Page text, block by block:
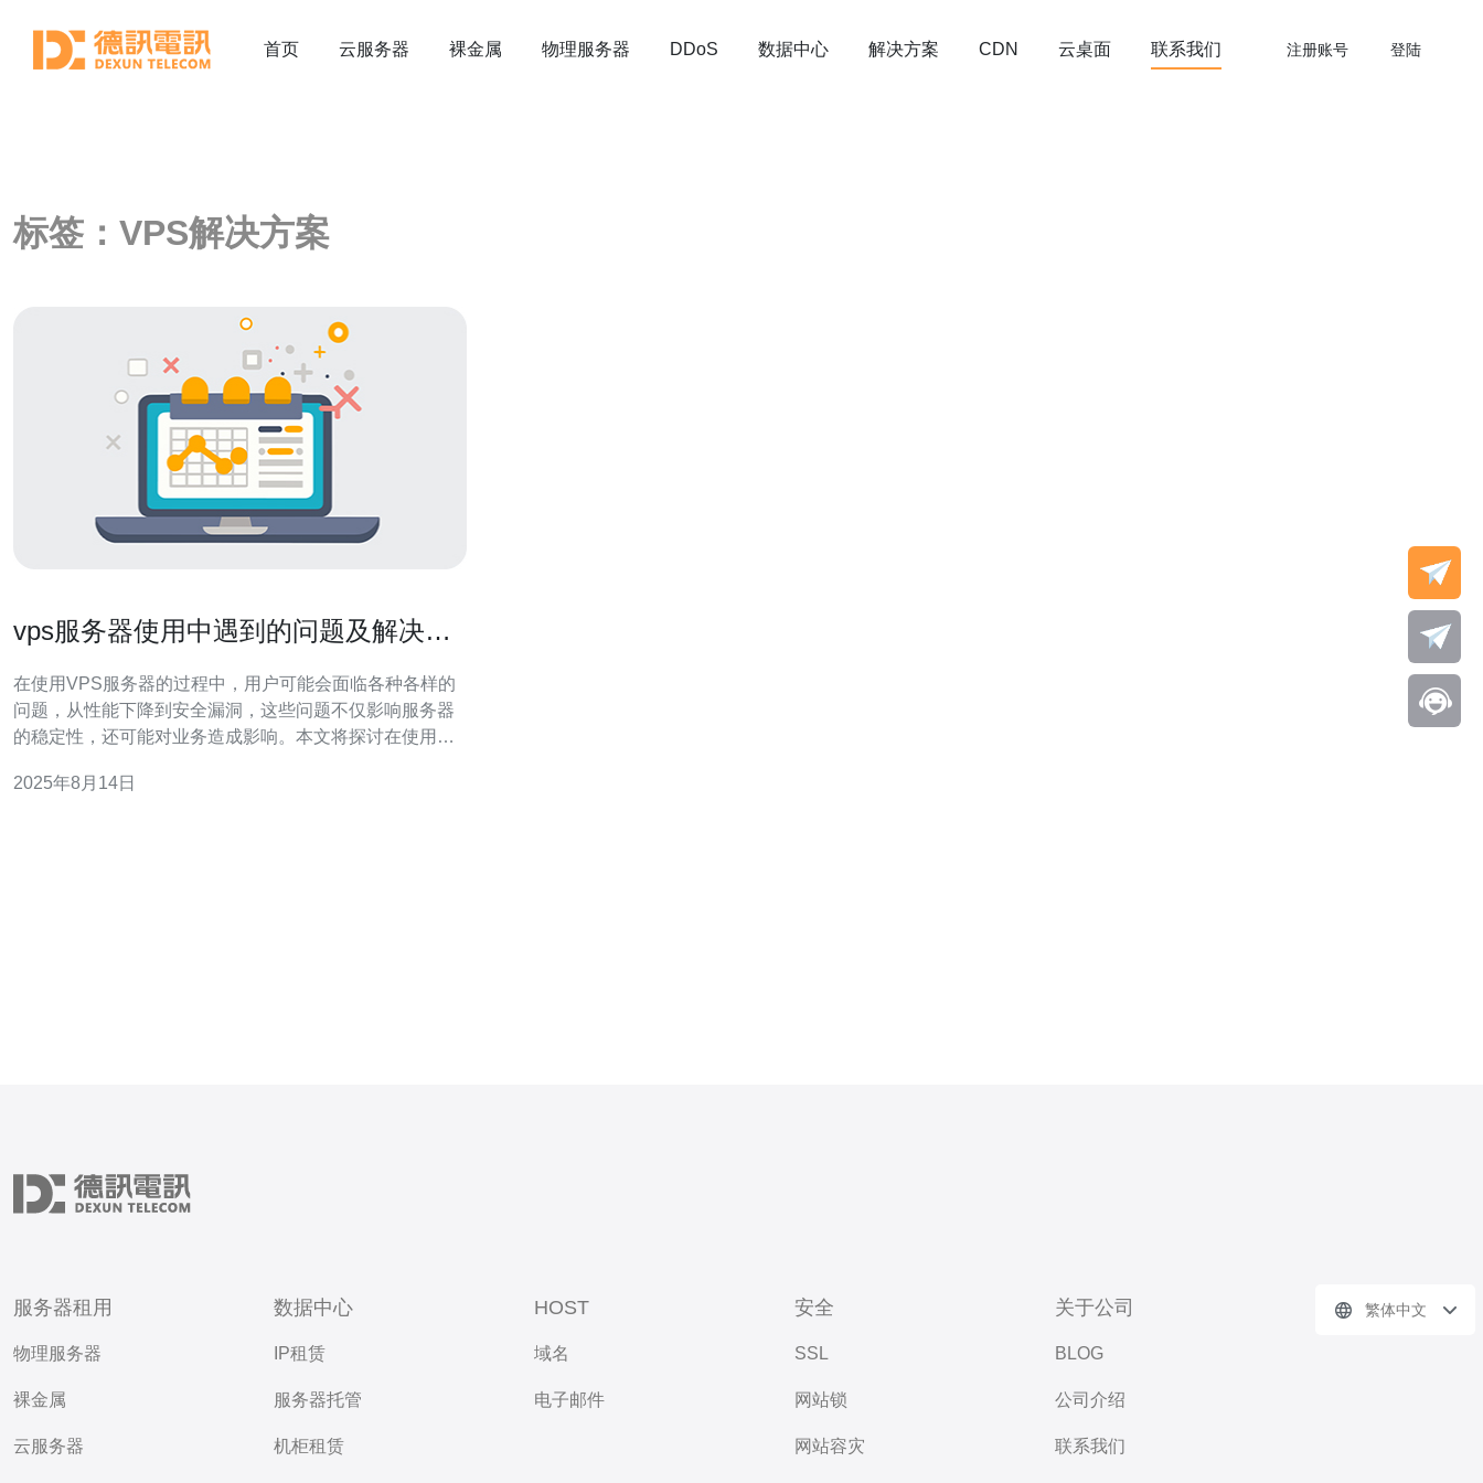
首页 云服务器 裸金属 物理服务器 DDoS 数据中心 解决方案 CDN 云桌面 联系我们 注册账号 登陆
标签：VPS解决方案
vps服务器使用中遇到的问题及解决方
在使用VPS服务器的过程中，用户可能会面临各种各样的
问题，从性能下降到安全漏洞，这些问题不仅影响服务器
的稳定性，还可能对业务造成影响。本文将探讨在使用
用户更高效地管理和维护自己的服务器。 VPS服务器常见
2025年8月14日
服务器租用
物理服务器
裸金属
云服务器
数据中心
IP租赁
服务器托管
机柜租赁
HOST
域名
电子邮件
安全
SSL
网站锁
网站容灾
关于公司
BLOG
公司介绍
联系我们
繁体中文